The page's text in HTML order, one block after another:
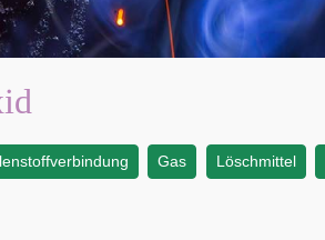
Gas Löschmittel